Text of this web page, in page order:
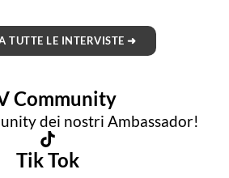
TUTTE LE INTERVISTE ➜
Community
dei nostri Ambassador!
Tik Tok